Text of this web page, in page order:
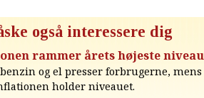
også interessere dig
rammer årets højeste niveau
og el presser forbrugerne, mens
holder niveauet.